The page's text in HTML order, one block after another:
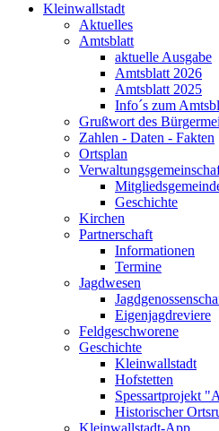
Kleinwallstadt
Aktuelles
Amtsblatt
aktuelle Ausgabe
Amtsblatt 2026
Amtsblatt 2025
Info´s zum
Grußwort des
Zahlen - Daten - Fakten
Ortsplan
Geschichte
Kirchen
Partnerschaft
Informationen
Termine
Jagdwesen
Eigenjagdreviere
Feldgeschworene
Geschichte
Kleinwallstadt
Hofstetten
Spessartprojekt
Historischer
Kleinwallstadt-App